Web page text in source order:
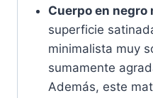
Cuerpo en negro
superficie
minimalista muy
sumamente
Además, este